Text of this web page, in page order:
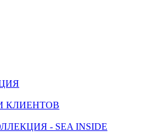
КЛИЕНТОВ
- SEA INSIDE